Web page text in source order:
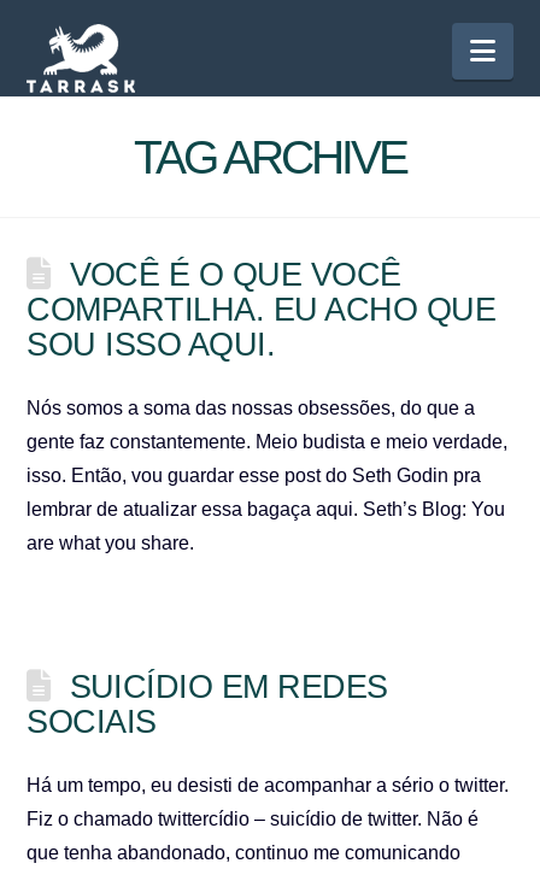
TAG ARCHIVE
VOCÊ É O QUE VOCÊ
COMPARTILHA. EU ACHO QUE
SOU ISSO AQUI.
Nós somos a soma das nossas obsessões, do que a
gente faz constantemente. Meio budista e meio verdade,
isso. Então, vou guardar esse post do Seth Godin pra
lembrar de atualizar essa bagaça aqui. Seth’s Blog: You
are what you share.
SUICÍDIO EM REDES
SOCIAIS
Há um tempo, eu desisti de acompanhar a sério o twitter.
Fiz o chamado twittercídio – suicídio de twitter. Não é
que tenha abandonado, continuo me comunicando